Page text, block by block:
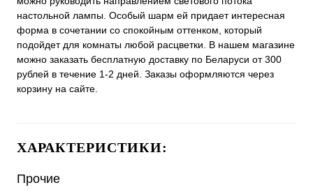
настольной лампы. Особый шарм ей придает интересная
форма в сочетании со спокойным оттенком, который
подойдет для комнаты любой расцветки. В нашем магазине
можно заказать бесплатную доставку по Беларуси от 300
рублей в течение 1-2 дней. Заказы оформляются через
корзину на сайте.
ХАРАКТЕРИСТИКИ:
Прочие